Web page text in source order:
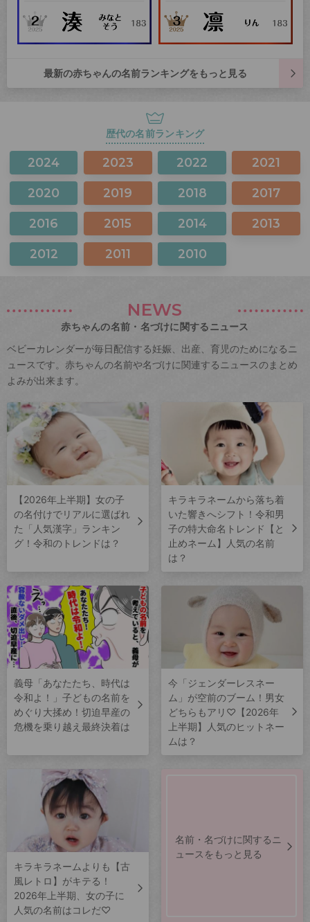
最新の赤ちゃんの名前ランキングをもっと見る
歴代の名前ランキング
2024 2023 2022 2021
2020 2019 2018 2017
2016 2015 2014 2013
2012 2011 2010
NEWS
赤ちゃんの名前・名づけに関するニュース
ベビーカレンダーが毎日配信する妊娠、出産、育児のためになるニ
ュースです。赤ちゃんの名前や名づけに関連するニュースのまとめ
よみが出来ます。
【2026年上半期】女の子
の名付けでリアルに選ばれ
た「人気漢字」ランキン
グ！令和のトレンドは？
キラキラネームから落ち着
いた響きへシフト！令和男
子の特大命名トレンド【と
止めネーム】人気の名前
は？
義母「あなたたち、時代は
令和よ！」子どもの名前を
めぐり大揉め！切迫早産の
危機を乗り越え最終決着は
今「ジェンダーレスネー
ム」が空前のブーム！男女
どちらもアリ♡【2026年
上半期】人気のヒットネー
ムは？
キラキラネームよりも【古
風レトロ】がキテる！
2026年上半期、女の子に
人気の名前はコレだ♡
名前・名づけに関するニ
ュースをもっと見る